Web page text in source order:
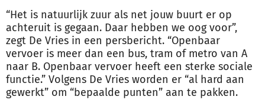
“Het is natuurlijk zuur als net jouw buurt er op
achteruit is gegaan. Daar hebben we oog voor”,
zegt De Vries in een persbericht. “Openbaar
vervoer is meer dan een bus, tram of metro van A
naar B. Openbaar vervoer heeft een sterke sociale
functie.” Volgens De Vries worden er “al hard aan
gewerkt” om “bepaalde punten” aan te pakken.